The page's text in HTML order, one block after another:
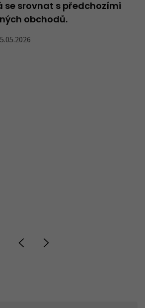
se srovnat s předchozími
obchodů.